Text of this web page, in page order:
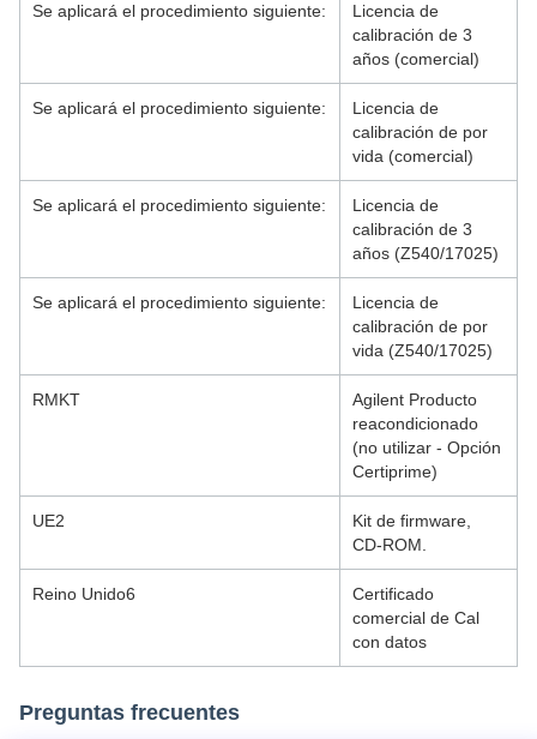
Se aplicará el procedimiento siguiente:
Licencia de
calibración de 3
años (comercial)
Se aplicará el procedimiento siguiente:
Licencia de
calibración de por
vida (comercial)
Se aplicará el procedimiento siguiente:
Licencia de
calibración de 3
años (Z540/17025)
Se aplicará el procedimiento siguiente:
Licencia de
calibración de por
vida (Z540/17025)
RMKT
Agilent Producto
reacondicionado
(no utilizar - Opción
Certiprime)
UE2
Kit de firmware,
CD-ROM.
Reino Unido6
Certificado
comercial de Cal
con datos
Preguntas frecuentes